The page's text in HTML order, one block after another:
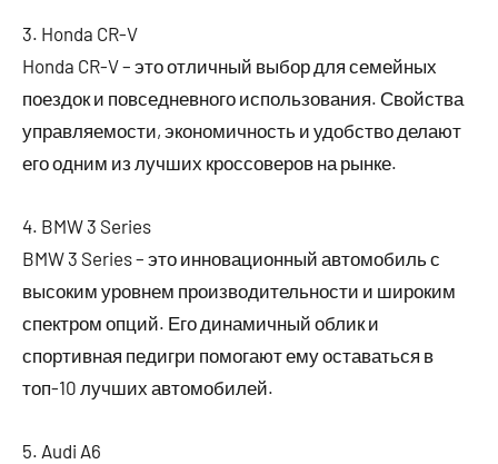
3. Honda CR-V
Honda CR-V – это отличный выбор для семейных
поездок и повседневного использования. Свойства
управляемости, экономичность и удобство делают
его одним из лучших кроссоверов на рынке.
4. BMW 3 Series
BMW 3 Series – это инновационный автомобиль с
высоким уровнем производительности и широким
спектром опций. Его динамичный облик и
спортивная педигри помогают ему оставаться в
топ-10 лучших автомобилей.
5. Audi A6